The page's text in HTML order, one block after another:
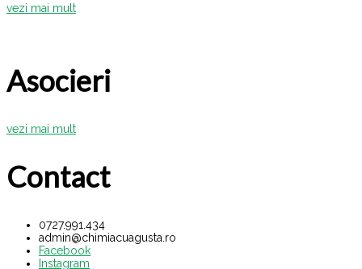
vezi mai mult
Asocieri
vezi mai mult
Contact
0727.991.434
admin@chimiacuagusta.ro
Facebook
Instagram